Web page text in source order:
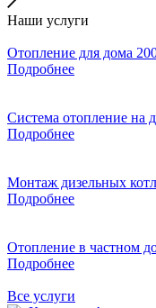
Наши услуги
Отопление для дома
Подробнее
Система отопление на
Подробнее
Монтаж дизельных
Подробнее
Отопление в частном
Подробнее
Все услуги